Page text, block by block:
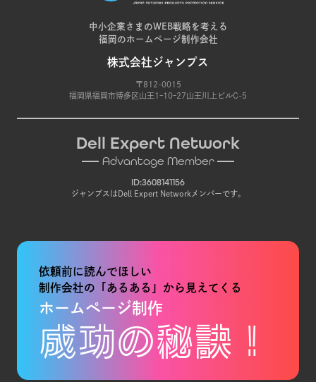
中小企業さまのWEB戦略を考える
福岡のホームページ制作会社
株式会社ジャンプス
〒812-0015
福岡県福岡市博多区山王1ｰ10ｰ27山王川上ビルC-5
Dell Expert Network
Advantage Member
ID:3608141156
ジャンプスはDell Expert Networkメンバーです。
依頼前に読んでほしい
制作会社の「あるある」から見えてくる
ホームページ制作
成功の秘訣！